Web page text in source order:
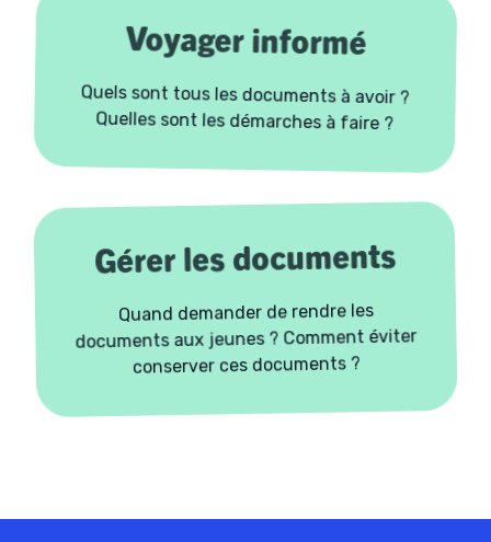
Voyager informé
Quels sont tous les documents à avoir ?
Quelles sont les démarches à faire ?
Gérer les documents
Quand demander de rendre les
documents aux jeunes ? Comment éviter
conserver ces documents ?